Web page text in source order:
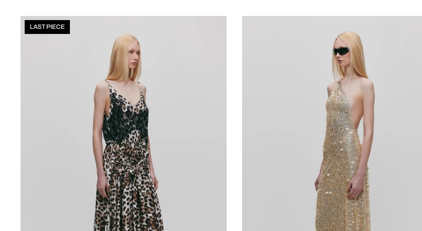
LAST PIECE